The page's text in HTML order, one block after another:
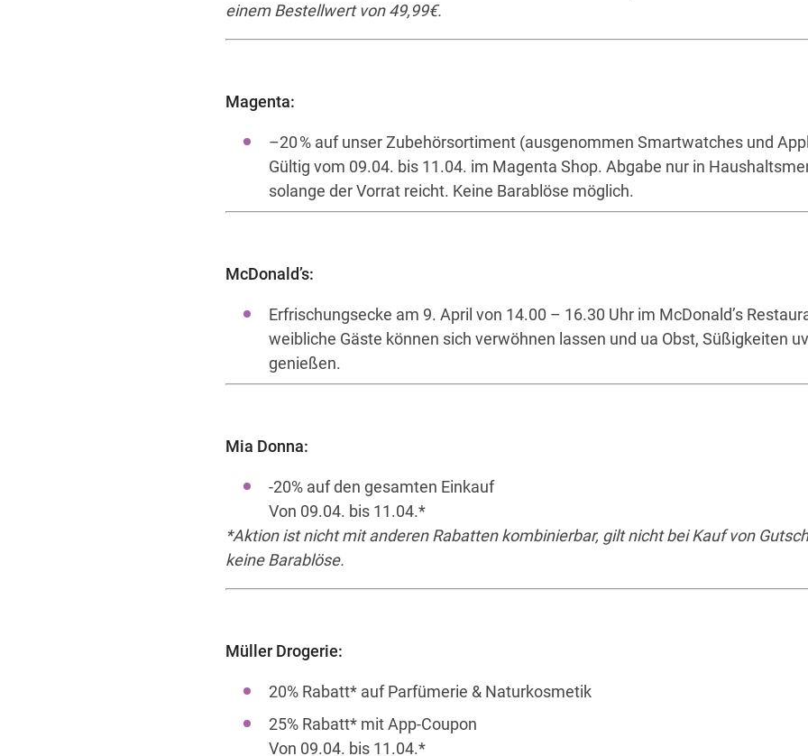
einem Bestellwert von 49,99€.
Magenta:
–20 % auf unser Zubehörsortiment (ausgenommen Smartwatches und
Gültig vom 09.04. bis 11.04. im Magenta Shop. Abgabe nur in
solange der Vorrat reicht. Keine Barablöse möglich.
McDonald’s:
Erfrischungsecke am 9. April von 14.00 – 16.30 Uhr im McDonald’s
weibliche Gäste können sich verwöhnen lassen und ua Obst, Süßigkeiten
genießen.
Mia Donna:
-20% auf den gesamten Einkauf
Von 09.04. bis 11.04.*
*Aktion ist nicht mit anderen Rabatten kombinierbar, gilt nicht bei Kauf von
keine Barablöse.
Müller Drogerie:
20% Rabatt* auf Parfümerie & Naturkosmetik
25% Rabatt* mit App-Coupon
Von 09.04. bis 11.04.*